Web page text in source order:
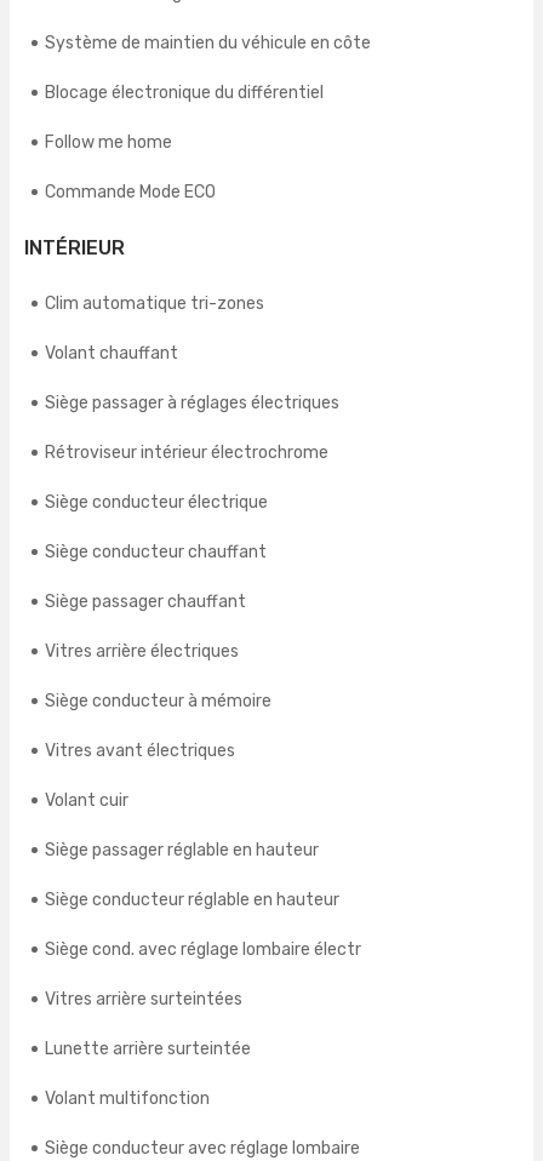
Système de maintien du véhicule en côte
Blocage électronique du différentiel
Follow me home
Commande Mode ECO
INTÉRIEUR
Clim automatique tri-zones
Volant chauffant
Siège passager à réglages électriques
Rétroviseur intérieur électrochrome
Siège conducteur électrique
Siège conducteur chauffant
Siège passager chauffant
Vitres arrière électriques
Siège conducteur à mémoire
Vitres avant électriques
Volant cuir
Siège passager réglable en hauteur
Siège conducteur réglable en hauteur
Siège cond. avec réglage lombaire électr
Vitres arrière surteintées
Lunette arrière surteintée
Volant multifonction
Siège conducteur avec réglage lombaire